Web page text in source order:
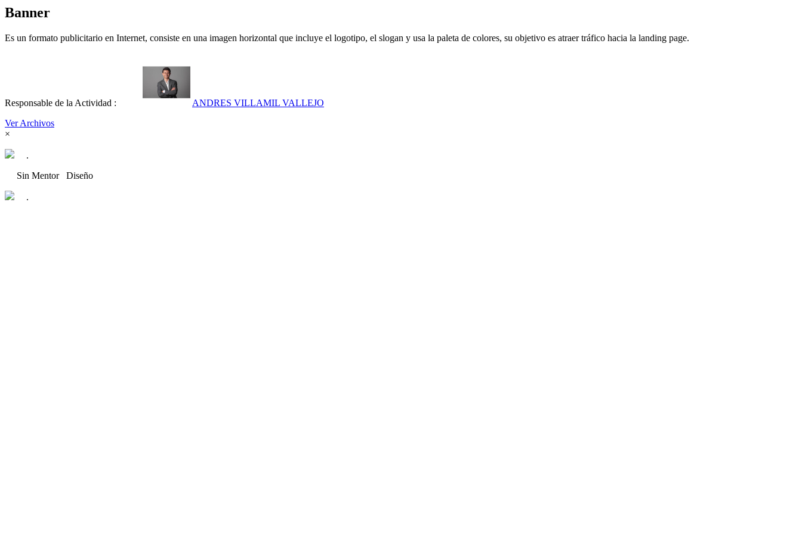
Banner
Es un formato publicitario en Internet, consiste en una imagen horizontal que incluye el logotipo, el slogan y usa la paleta de colores, su objetivo es atraer tráfico hacia la landing page.
Responsable de la Actividad :
ANDRES VILLAMIL VALLEJO
Ver Archivos
×
.
Sin Mentor Diseño
.